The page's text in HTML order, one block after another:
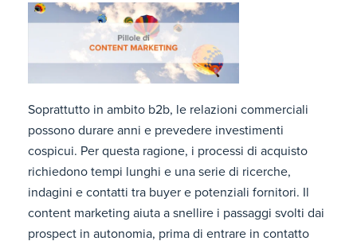
Soprattutto in ambito b2b, le relazioni commerciali
possono durare anni e prevedere investimenti
cospicui. Per questa ragione, i processi di acquisto
richiedono tempi lunghi e una serie di ricerche,
indagini e contatti tra buyer e potenziali fornitori. Il
content marketing aiuta a snellire i passaggi svolti dai
prospect in autonomia, prima di entrare in contatto